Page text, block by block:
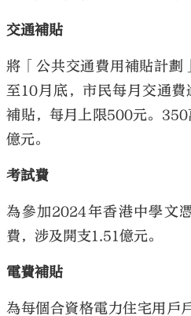
交通補貼
將「公共交通費用補貼計劃
至10月底，市民每月交通
補貼，每月上限500元。
億元。
考試費
為參加2024年香港中學文
費，涉及開支1.51億元。
電費補貼
為每個合資格電力住宅用戶